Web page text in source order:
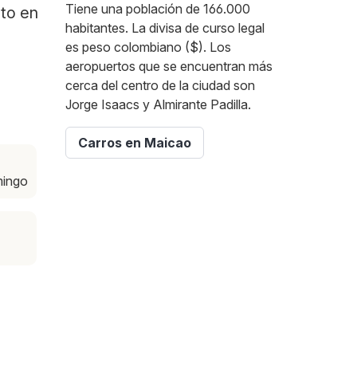
en
Tiene una población de 166.000
habitantes. La divisa de curso legal
es peso colombiano ($). Los
aeropuertos que se encuentran más
cerca del centro de la ciudad son
Jorge Isaacs y Almirante Padilla.
Carros en Maicao